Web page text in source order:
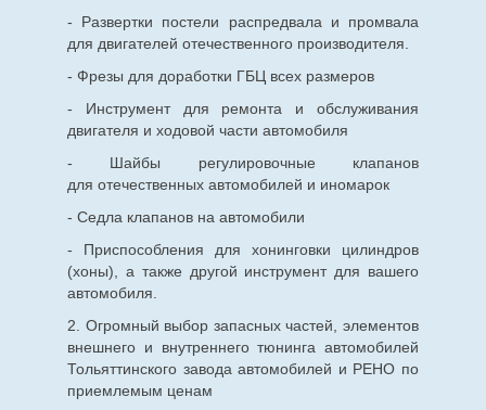
- Развертки постели распредвала и промвала
для двигателей отечественного производителя.
- Фрезы для доработки ГБЦ всех размеров
- Инструмент для ремонта и обслуживания
двигателя и ходовой части автомобиля
- Шайбы регулировочные клапанов
для отечественныхавтомобилей и иномарок
- Седла клапанов на автомобили
- Приспособления для хонинговки цилиндров
(хоны), а также другой инструмент для вашего
автомобиля.
2. Огромный выбор запасных частей, элементов
внешнего и внутреннего тюнинга автомобилей
Тольяттинского завода автомобилей и РЕНО по
приемлемым ценам